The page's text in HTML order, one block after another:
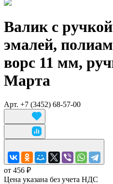
Валик с
эмалей,
ворс 11 мм,
Марта
Арт. +7 (3452) 68-57-00
от 456 ₽
Цена указана без учета НДС